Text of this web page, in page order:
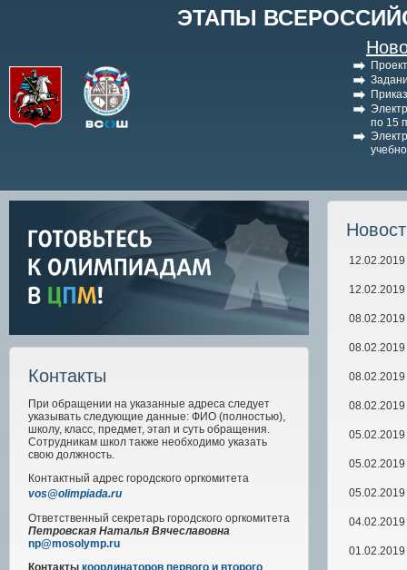
ЭТАПЫ
по 15
Контакты
При обращении на указанные адреса следует
указывать следующие данные: ФИО (полностью),
школу, класс, предмет, этап и суть обращения.
Сотрудникам школ также необходимо указать
свою должность.
Контактный адрес городского оргкомитета
vos@olimpiada.ru
Ответственный секретарь городского оргкомитета
Петровская Наталья Вячеславовна
np@mosolymp.ru
12.02.2019
12.02.2019
08.02.2019
08.02.2019
08.02.2019
08.02.2019
05.02.2019
05.02.2019
05.02.2019
04.02.2019
01.02.2019